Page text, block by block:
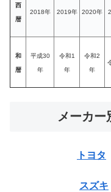
西
暦
2018年 2019年 2020年
和
暦
平成30
年
令和1
年
令和2
年
メーカー
トヨタ
スズキ